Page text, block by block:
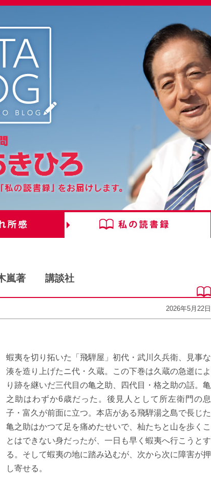
嵐著 講談社
2026年5月22日
蝦夷を切り拓いた「飛騨屋」初代・武川久兵衛、見事な
湊を造り上げたニ代・久蔵。この下巻は久蔵の急逝によ
り跡を継いだ三代目の亀之助、四代目・格之助の話。亀
之助はわずか6歳だった。後見人として所左衛門の息
子・富久が前面に立つ。本店がある飛騨湯之島で長じた
亀之助はかつて足を痛めたせいで、杣たちと山を歩くこ
とはできない身だったが、一日も早く蝦夷へ行こうとす
る。そして蝦夷の地に踏み込むが、次から次に障害が押
し寄せる。